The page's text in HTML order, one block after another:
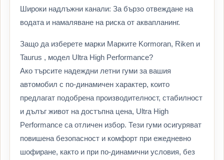
Широки надлъжни канали: За бързо отвеждане на
водата и намаляване на риска от аквапланинг.
Защо да изберете марки Марките Kormoran, Riken и
Taurus , модел Ultra High Performance?
Ако търсите надеждни летни гуми за вашия
автомобил с по-динамичен характер, които
предлагат подобрена производителност, стабилност
и дълъг живот на достъпна цена, Ultra High
Performance са отличен избор. Тези гуми осигуряват
повишена безопасност и комфорт при ежедневно
шофиране, както и при по-динамични условия, без